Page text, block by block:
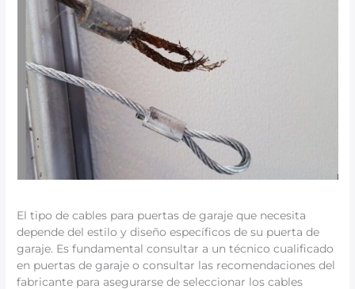
El tipo de cables para puertas de garaje que necesita
depende del estilo y diseño específicos de su puerta de
garaje. Es fundamental consultar a un técnico cualificado
en puertas de garaje o consultar las recomendaciones del
fabricante para asegurarse de seleccionar los cables